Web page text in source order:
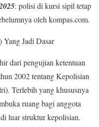
: polisi di kursi sipil tetap
oleh kompas.com.
Jadi Dasar
dari pengujian ketentuan
2002 tentang Kepolisian
Terlebih yang khususnya
ruang bagi anggota
luar struktur kepolisian.